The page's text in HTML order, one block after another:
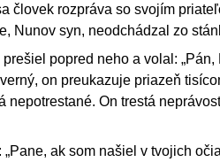
človek rozpráva so svojím
Nunov syn, neodchádzal zo
popred neho a volal: „Pán,
on preukazuje priazeň
On trestá
ak som našiel v tvojich